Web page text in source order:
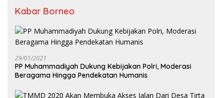
Kabar Borneo
29/01/2021
PP Muhammadiyah Dukung Kebijakan Polri, Moderasi
Beragama Hingga Pendekatan Humanis